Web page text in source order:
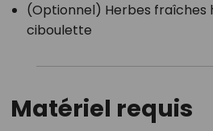
(Optionnel) Herbes fraîches
ciboulette
Matériel requis